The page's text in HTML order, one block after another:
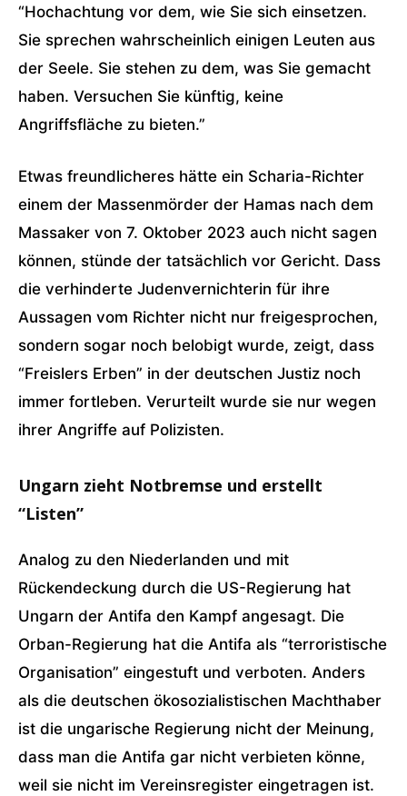
“Hochachtung vor dem, wie Sie sich einsetzen.
Sie sprechen wahrscheinlich einigen Leuten aus
der Seele. Sie stehen zu dem, was Sie gemacht
haben. Versuchen Sie künftig, keine
Angriffsfläche zu bieten.”
Etwas freundlicheres hätte ein Scharia-Richter
einem der Massenmörder der Hamas nach dem
Massaker von 7. Oktober 2023 auch nicht sagen
können, stünde der tatsächlich vor Gericht. Dass
die verhinderte Judenvernichterin für ihre
Aussagen vom Richter nicht nur freigesprochen,
sondern sogar noch belobigt wurde, zeigt, dass
“Freislers Erben” in der deutschen Justiz noch
immer fortleben. Verurteilt wurde sie nur wegen
ihrer Angriffe auf Polizisten.
Ungarn zieht Notbremse und erstellt
“Listen”
Analog zu den Niederlanden und mit
Rückendeckung durch die US-Regierung hat
Ungarn der Antifa den Kampf angesagt. Die
Orban-Regierung hat die Antifa als “terroristische
Organisation” eingestuft und verboten. Anders
als die deutschen ökosozialistischen Machthaber
ist die ungarische Regierung nicht der Meinung,
dass man die Antifa gar nicht verbieten könne,
weil sie nicht im Vereinsregister eingetragen ist.